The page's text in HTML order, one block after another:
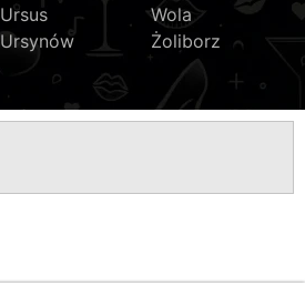
Ursus
Ursynów
Wola
Żoliborz